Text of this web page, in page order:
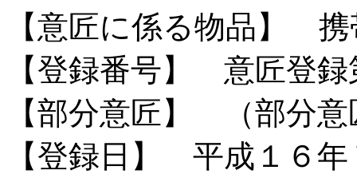
【意匠に係る物品】
【登録番号】 意匠登
【部分意匠】 （部分
【登録日】 平成１６年